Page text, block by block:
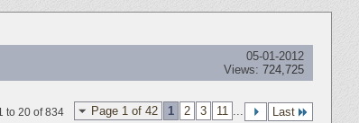
05-01-2012
Views: 724,725
Page 1 of 42 1 2 3 11 ... Last
to 20 of 834